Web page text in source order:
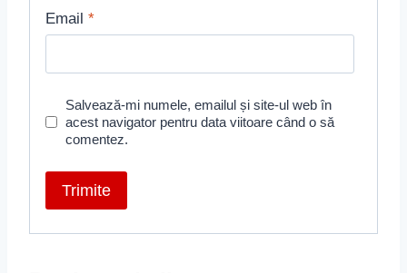
Email *
Salvează-mi numele, emailul și site-ul web în
acest navigator pentru data viitoare când o să
comentez.